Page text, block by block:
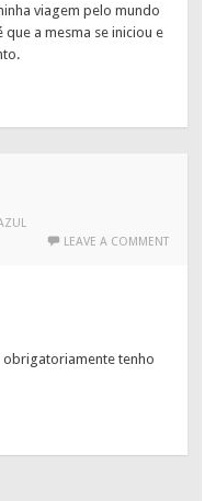
viagem pelo mundo
a mesma se iniciou e
LEAVE A COMMENT
obrigatoriamente tenho